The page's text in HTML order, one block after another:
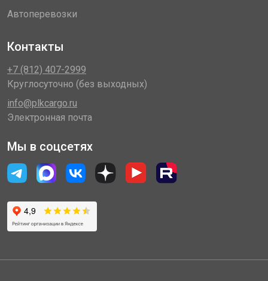
Автоперевозки
Контакты
+7 (812) 407-2999
Круглосуточно (без выходных)
info@plkcargo.ru
Электронная почта
Мы в соцсетях